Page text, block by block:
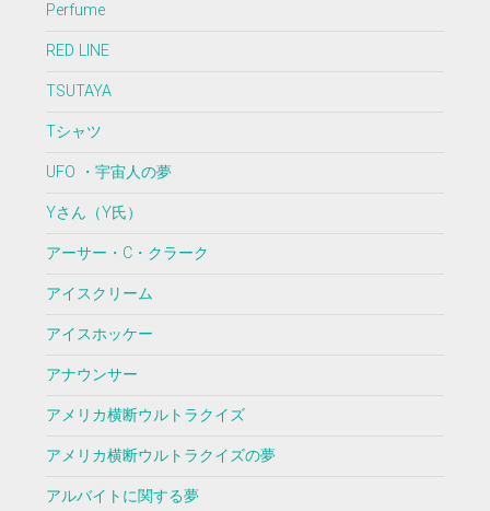
Perfume
RED LINE
TSUTAYA
Tシャツ
UFO ・宇宙人の夢
Yさん（Y氏）
アーサー・C・クラーク
アイスクリーム
アイスホッケー
アナウンサー
アメリカ横断ウルトラクイズ
アメリカ横断ウルトラクイズの夢
アルバイトに関する夢